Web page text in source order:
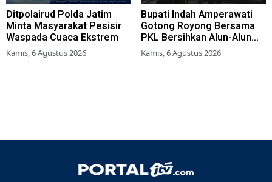
Ditpolairud Polda Jatim
Minta Masyarakat Pesisir
Waspada Cuaca Ekstrem
Kamis, 6 Agustus 2026
Bupati Indah Amperawati
Gotong Royong Bersama
PKL Bersihkan Alun-Alun
Lumajang
Kamis, 6 Agustus 2026